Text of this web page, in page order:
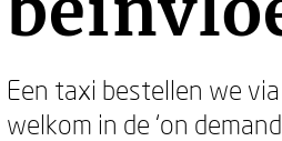
Een taxi bestellen we
welkom in de ‘on